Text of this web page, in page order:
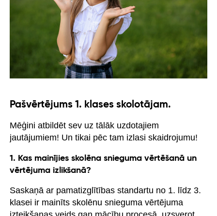
Pašvērtējums 1. klases skolotājam.
Mēģini atbildēt sev uz tālāk uzdotajiem
jautājumiem! Un tikai pēc tam izlasi skaidrojumu!
1. Kas mainījies skolēna snieguma vērtēšanā un
vērtējuma izlikšanā?
Saskaņā ar pamatizglītības standartu no 1. līdz 3.
klasei ir mainīts skolēnu snieguma vērtējuma